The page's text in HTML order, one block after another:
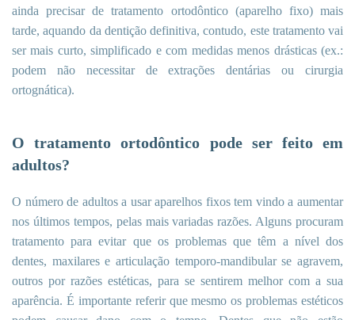
ainda precisar de tratamento ortodôntico (aparelho fixo) mais
tarde, aquando da dentição definitiva, contudo, este tratamento vai
ser mais curto, simplificado e com medidas menos drásticas (ex.:
podem não necessitar de extrações dentárias ou cirurgia
ortognática).
O tratamento ortodôntico pode ser feito em
adultos?
O número de adultos a usar aparelhos fixos tem vindo a aumentar
nos últimos tempos, pelas mais variadas razões. Alguns procuram
tratamento para evitar que os problemas que têm a nível dos
dentes, maxilares e articulação temporo-mandibular se agravem,
outros por razões estéticas, para se sentirem melhor com a sua
aparência. É importante referir que mesmo os problemas estéticos